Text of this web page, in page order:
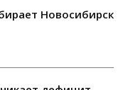
Новосибирск